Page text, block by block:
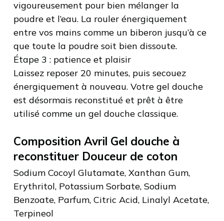
vigoureusement pour bien mélanger la
poudre et l’eau. La rouler énergiquement
entre vos mains comme un biberon jusqu’à ce
que toute la poudre soit bien dissoute.
Étape 3 : patience et plaisir
Laissez reposer 20 minutes, puis secouez
énergiquement à nouveau. Votre gel douche
est désormais reconstitué et prêt à être
utilisé comme un gel douche classique.
Composition Avril Gel douche à
reconstituer Douceur de coton
Sodium Cocoyl Glutamate, Xanthan Gum,
Erythritol, Potassium Sorbate, Sodium
Benzoate, Parfum, Citric Acid, Linalyl Acetate,
Terpineol